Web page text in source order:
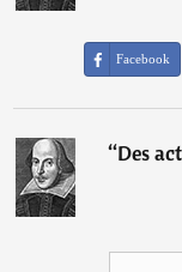
Facebook
“Des